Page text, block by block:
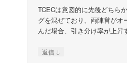
TCECは意図的に先後どちら
グを混ぜており、両陣営がオ
んだ場合、引き分け率が上昇
返信 ↓